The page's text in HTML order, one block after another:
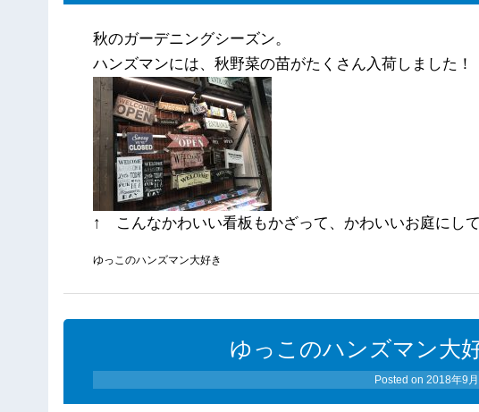
秋のガーデニングシーズン。
ハンズマンには、秋野菜の苗がたくさん入荷しました！
↑ こんなかわいい看板もかざって、かわいいお庭にし
ゆっこのハンズマン大好き
ゆっこのハンズマン大
Posted on 2018年9月